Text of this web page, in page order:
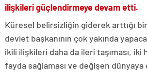
ilişkileri güçlendirmeye devam etti.
Küresel belirsizliğin giderek arttığı
devlet başkanının çok yakında
ikili ilişkileri daha da ileri taşıması, iki
fayda sağlaması ve değişen dünyaya